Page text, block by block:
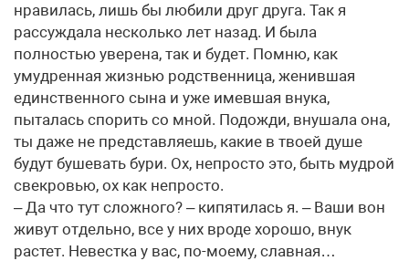
нравилась, лишь бы любили друг друга. Так я
рассуждала несколько лет назад. И была
полностью уверена, так и будет. Помню, как
умудренная жизнью родственница, женившая
единственного сына и уже имевшая внука,
пыталась спорить со мной. Подожди, внушала она,
ты даже не представляешь, какие в твоей душе
будут бушевать бури. Ох, непросто это, быть мудрой
свекровью, ох как непросто.
– Да что тут сложного? – кипятилась я. – Ваши вон
живут отдельно, все у них вроде хорошо, внук
растет. Невестка у вас, по-моему, славная…